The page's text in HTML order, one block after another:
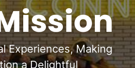
Experiences, Making
a Delightful